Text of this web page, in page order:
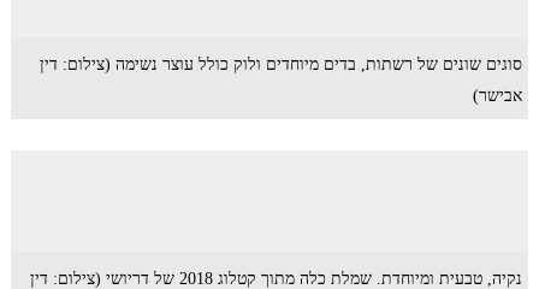
סוגים שונים של רשתות, בדים מיוחדים ולוק כולל עוצר נשימה (צילום: דין
אבישר)
נקיה, טבעית ומיוחדת. שמלת כלה מתוך קטלוג 2018 של דריושי (צילום: דין